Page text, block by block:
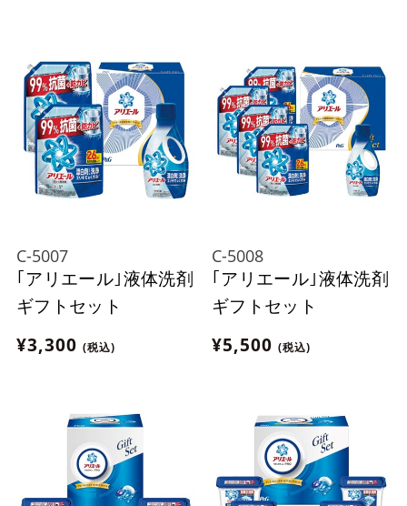
C-5007
｢アリエール｣液体洗剤
ギフトセット
¥3,300 (税込)
C-5008
｢アリエール｣液体洗剤
ギフトセット
¥5,500 (税込)